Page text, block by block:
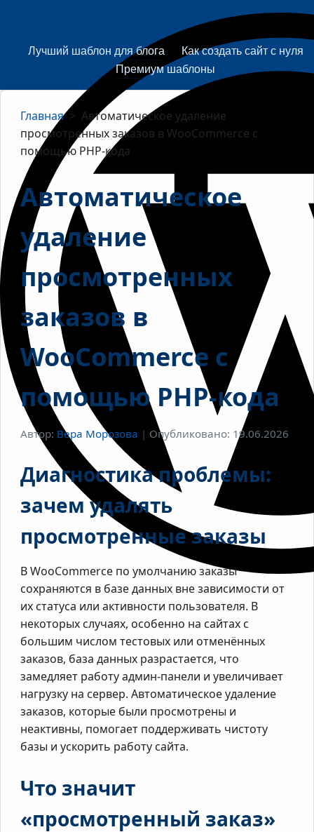
Лучший шаблон для блога
Как создать сайт с нуля
Премиум шаблоны
Главная> Автоматическое удаление
просмотренных заказов в WooCommerce с
помощью PHP-кода
Автоматическое
удаление
просмотренных
заказов в
WooCommerce с
помощью PHP-кода
Автор: Вера Морозова | Опубликовано: 19.06.2026
Диагностика проблемы:
зачем удалять
просмотренные заказы
В WooCommerce по умолчанию заказы
сохраняются в базе данных вне зависимости от
их статуса или активности пользователя. В
некоторых случаях, особенно на сайтах с
большим числом тестовых или отменённых
заказов, база данных разрастается, что
замедляет работу админ-панели и увеличивает
нагрузку на сервер. Автоматическое удаление
заказов, которые были просмотрены и
неактивны, помогает поддерживать чистоту
базы и ускорить работу сайта.
Что значит
«просмотренный заказ»